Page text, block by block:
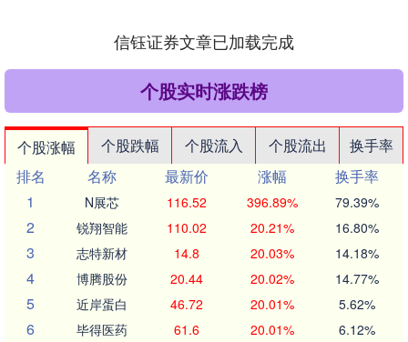
信钰证券文章已加载完成
个股实时涨跌榜
个股涨幅 个股跌幅 个股流入 个股流出
换手率
排名
名称 最新价 涨幅
换手率
1
N展芯 116.52 396.89% 79.39%
2 锐翔智能 110.02 20.21% 16.80%
3 志特新材 14.8 20.03% 14.18%
4 博腾股份 20.44 20.02% 14.77%
5 近岸蛋白 46.72 20.01% 5.62%
6 毕得医药 61.6 20.01% 6.12%